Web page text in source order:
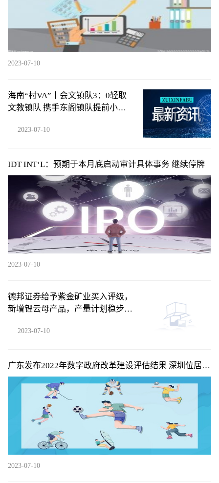
2023-07-10
海南“村VA”丨会文镇队3：0轻取
文教镇队 携手东阁镇队提前小组
2023-07-10
IDT INT‘L：预期于本月底启动审计具体事务 继续停牌
2023-07-10
德邦证券给予紫金矿业买入评级，
新增锂云母产品，产量计划稳步兑
2023-07-10
广东发布2022年数字政府改革建设评估结果 深圳位居省
内第一梯队
2023-07-10